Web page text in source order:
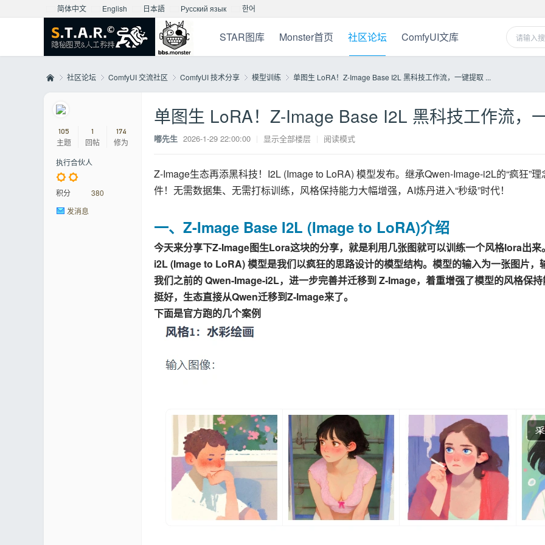
简体中文 English 日本語 Русский язык 한어
STAR图库 Monster首页 社区论坛 ComfyUI文库
»
社区论坛 ComfyUI 交流社区 ComfyUI 技术分享 模型训练 单图生 LoRA！Z-Image Base I2L 黑科技工作流，一键提取 ...
105
主题
1
回帖
174
修为
执行合伙人
积分
380
发消息
单图生 LoRA！Z-Image Base I2L 黑科技工作流，
嘟先生 2026-1-29 22:00:00 | 显示全部楼层 | 阅读模式
Z-Image生态再添黑科技！I2L (Image to LoRA) 模型发布。继承Qwen-Image-i2L的“疯狂”
件！无需数据集、无需打标训练，风格保持能力大幅增强，AI炼丹进入“秒级”时代！
一、Z-Image Base I2L (Image to LoRA)介绍
今天来分享下Z-Image图生Lora这块的分享，就是利用几张图就可以训练一个风格lora出来
i2L (Image to LoRA) 模型是我们以疯狂的思路设计的模型结构。模型的输入为一张图片
我们之前的 Qwen-Image-i2L，进一步完善并迁移到 Z-Image，着重增强了模型的风格保
挺好，生态直接从Qwen迁移到Z-Image来了。
下面是官方跑的几个案例